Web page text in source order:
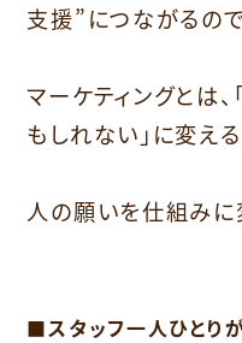
支援”につながるので
マーケティングとは、
もしれない」に変え
人の願いを仕組みに
■スタッフ一人ひとり